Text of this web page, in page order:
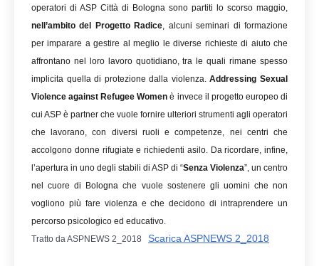
operatori di ASP Città di Bologna sono partiti lo scorso maggio,
nell’ambito del Progetto Radice, alcuni seminari di formazione
per imparare a gestire al meglio le diverse richieste di aiuto che
affrontano nel loro lavoro quotidiano, tra le quali rimane spesso
implicita quella di protezione dalla violenza.Addressing Sexual
Violence against Refugee Womenè invece il progetto europeo di
cui ASP è partner che vuole fornire ulteriori strumenti agli operatori
che lavorano, con diversi ruoli e competenze, nei centri che
accolgono donne rifugiate e richiedenti asilo. Da ricordare, infine,
l’apertura in uno degli stabili di ASP di “Senza Violenza”, un centro
nel cuore di Bologna che vuole sostenere gli uomini che non
vogliono più fare violenza e che decidono di intraprendere un
percorso psicologico ed educativo.
Tratto da ASPNEWS 2_2018 Scarica ASPNEWS 2_2018